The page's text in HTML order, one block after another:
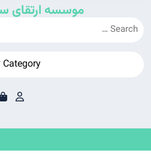
موسسه ارتقای
Category